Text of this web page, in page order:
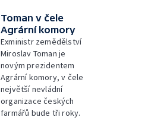
Toman v čele
Agrární komory
Exministr zemědělství
Miroslav Toman je
novým prezidentem
Agrární komory, v čele
největší nevládní
organizace českých
farmářů bude tři roky.